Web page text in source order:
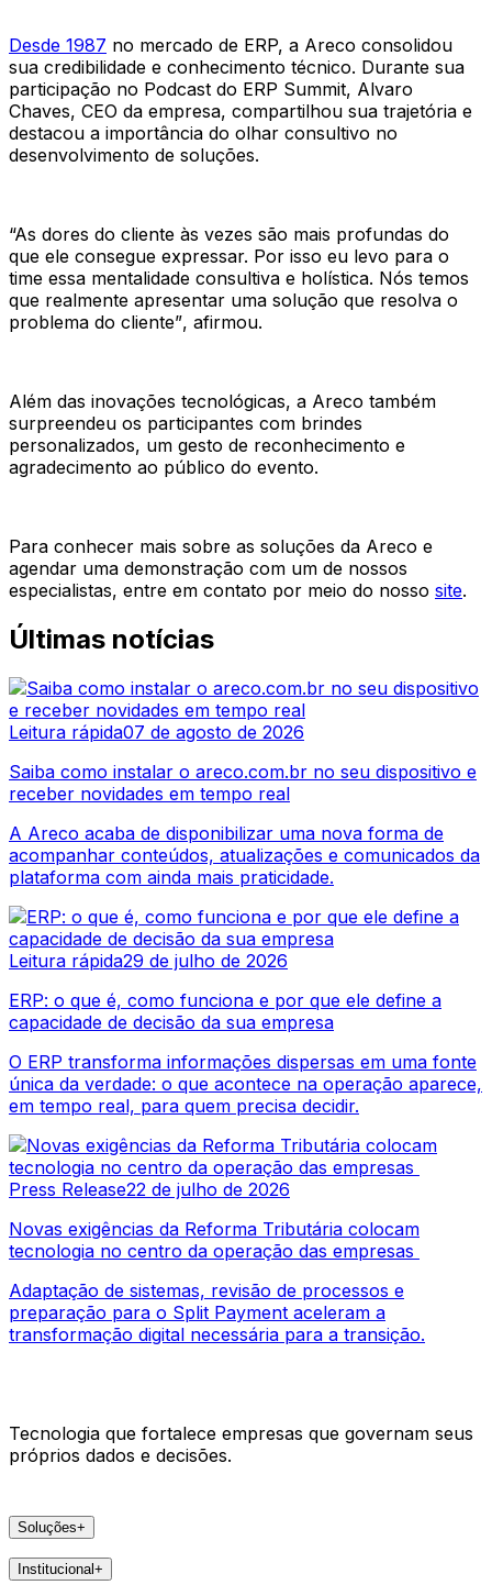
Desde 1987 no mercado de ERP, a Areco consolidou
sua credibilidade e conhecimento técnico. Durante sua
participação no Podcast do ERP Summit, Alvaro
Chaves, CEO da empresa, compartilhou sua trajetória e
destacou a importância do olhar consultivo no
desenvolvimento de soluções.
“As dores do cliente às vezes são mais profundas do
que ele consegue expressar. Por isso eu levo para o
time essa mentalidade consultiva e holística. Nós temos
que realmente apresentar uma solução que resolva o
problema do cliente”, afirmou.
Além das inovações tecnológicas, a Areco também
surpreendeu os participantes com brindes
personalizados, um gesto de reconhecimento e
agradecimento ao público do evento.
Para conhecer mais sobre as soluções da Areco e
agendar uma demonstração com um de nossos
especialistas, entre em contato por meio do nosso site.
Últimas notícias
Leitura rápida07 de agosto de 2026
Saiba como instalar o areco.com.br no seu dispositivo e
receber novidades em tempo real
A Areco acaba de disponibilizar uma nova forma de
acompanhar conteúdos, atualizações e comunicados da
plataforma com ainda mais praticidade.
Leitura rápida29 de julho de 2026
ERP: o que é, como funciona e por que ele define a
capacidade de decisão da sua empresa
O ERP transforma informações dispersas em uma fonte
única da verdade: o que acontece na operação aparece,
em tempo real, para quem precisa decidir.
Press Release22 de julho de 2026
Novas exigências da Reforma Tributária colocam
tecnologia no centro da operação das empresas
Adaptação de sistemas, revisão de processos e
preparação para o Split Payment aceleram a
transformação digital necessária para a transição.
Tecnologia que fortalece empresas que governam seus
próprios dados e decisões.
Soluções+
Produtos
Institucional +